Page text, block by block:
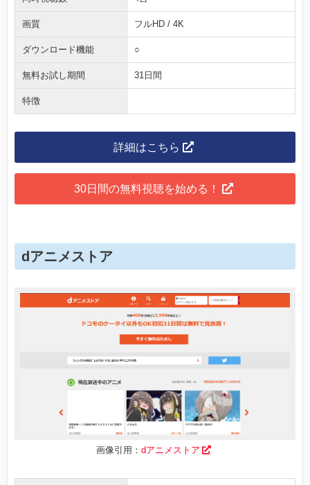
画質 フルHD / 4K
ダウンロード機能 ○
無料お試し期間 31日間
特徴
詳細はこちら
30日間の無料視聴を始める！
dアニメストア
画像引用： dアニメストア